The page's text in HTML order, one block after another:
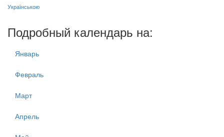
Українською
Подробный календарь на:
Январь
Февраль
Март
Апрель